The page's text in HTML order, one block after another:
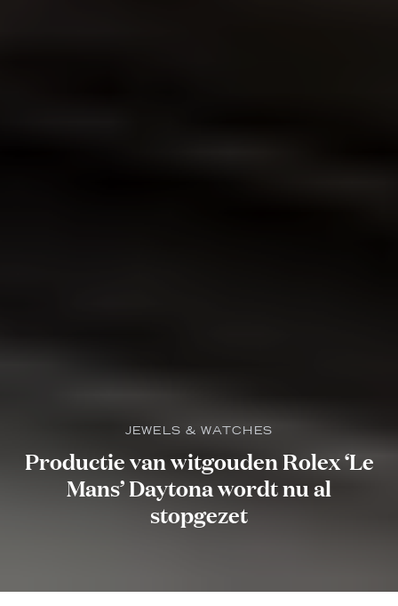
JEWELS & WATCHES
Productie van witgouden Rolex ‘Le
Mans’ Daytona wordt nu al
stopgezet